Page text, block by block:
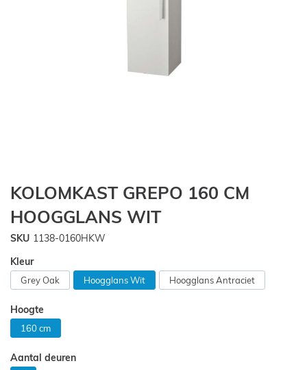
Ga
naar
het
begin
van
afbeeldingen-
gallerij
KOLOMKAST GREPO 160 CM
HOOGGLANS WIT
SKU 1138-0160HKW
Kleur
Grey Oak Hoogglans Wit Hoogglans Antraciet
Hoogte
160 cm
Aantal deuren